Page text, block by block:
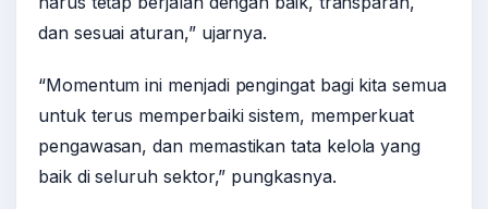
dan sesuai aturan,” ujarnya.
“Momentum ini menjadi pengingat bagi kita semua
untuk terus memperbaiki sistem, memperkuat
pengawasan, dan memastikan tata kelola yang
baik di seluruh sektor,” pungkasnya.